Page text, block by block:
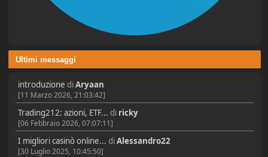
Ultimi messaggi
introduzione diAryaan
[11 Marzo 2026, 21:03:42]
Trading212: azioni, ETF... di ricky
[06 Febbraio 2026, 07:07:11]
I migliori casinò online... diAlessandro22
[30 Luglio 2025, 10:45:50]